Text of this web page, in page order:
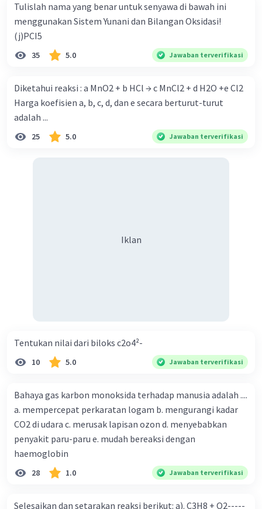
Tulislah nama yang benar untuk senyawa di bawah ini
menggunakan Sistem Yunani dan Bilangan Oksidasi!
(j)PCI5
35 5.0 Jawaban terverifikasi
Diketahui reaksi : a MnO2 + b HCl → c MnCl2 + d H2O +e Cl2
Harga koefisien a, b, c, d, dan e secara berturut-turut
adalah ...
25 5.0 Jawaban terverifikasi
Iklan
Tentukan nilai dari biloks c2o4²-
10 5.0 Jawaban terverifikasi
Bahaya gas karbon monoksida terhadap manusia adalah ....
a. mempercepat perkaratan logam b. mengurangi kadar
CO2 di udara c. merusak lapisan ozon d. menyebabkan
penyakit paru-paru e. mudah bereaksi dengan
haemoglobin
28 1.0 Jawaban terverifikasi
Selesaikan dan setarakan reaksi berikut: a). C3H8 + O2-----